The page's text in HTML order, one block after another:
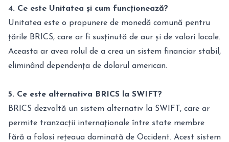
4. Ce este Unitatea și cum funcționează?
Unitatea este o propunere de monedă comună pentru
țările BRICS, care ar fi susținută de aur și de valori locale.
Aceasta ar avea rolul de a crea un sistem financiar stabil,
eliminând dependența de dolarul american.
5. Ce este alternativa BRICS la SWIFT?
BRICS dezvoltă un sistem alternativ la SWIFT, care ar
permite tranzacții internaționale între state membre
fără a folosi rețeaua dominată de Occident. Acest sistem